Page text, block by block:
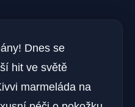
Dnes se
hit ve světě
marmeláda na